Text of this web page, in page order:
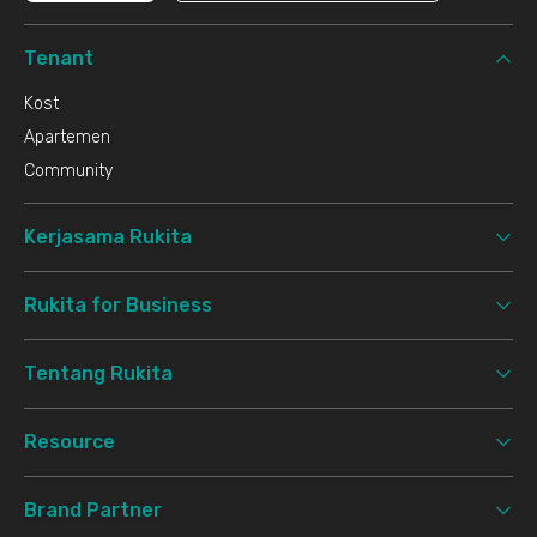
Tenant
Kost
Apartemen
Community
Kerjasama Rukita
Rukita for Business
Tentang Rukita
Resource
Brand Partner